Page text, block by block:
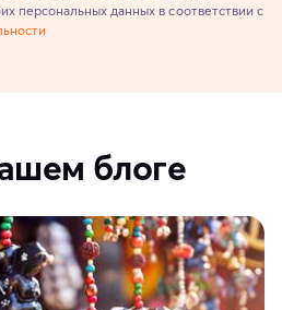
персональных данных в соответствии с
блоге